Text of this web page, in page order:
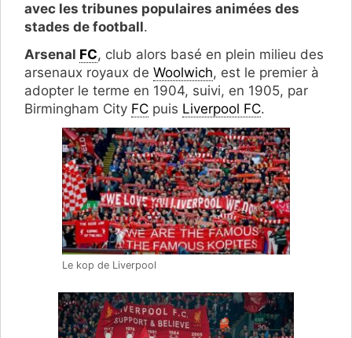
avec les tribunes populaires animées des
stades de football.
Arsenal FC, club alors basé en plein milieu des
arsenaux royaux de Woolwich, est le premier à
adopter le terme en 1904, suivi, en 1905, par
Birmingham City FC puis Liverpool FC.
Le kop de Liverpool